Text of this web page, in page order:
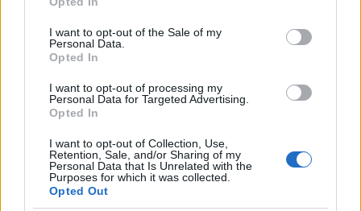
use your data for below specified purposes in below Google
consent section.
I want to opt-out of the Sale of my
Personal Data.
Opted In
I want to opt-out of processing my
Personal Data for Targeted Advertising.
Opted In
I want to opt-out of Collection, Use,
Retention, Sale, and/or Sharing of my
Personal Data that Is Unrelated with the
Purposes for which it was collected.
Opted Out
permettono di alimentare sia il monitor che il
dispositivo collegato, estendendo ulteriormente
l’autonomia operativa. Chi non desidera
dispositivi?
AUTORE
AiAdhubMedia